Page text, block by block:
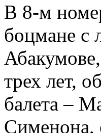
В 8-м
боцмане с
трех лет,
балета –
Сименона,